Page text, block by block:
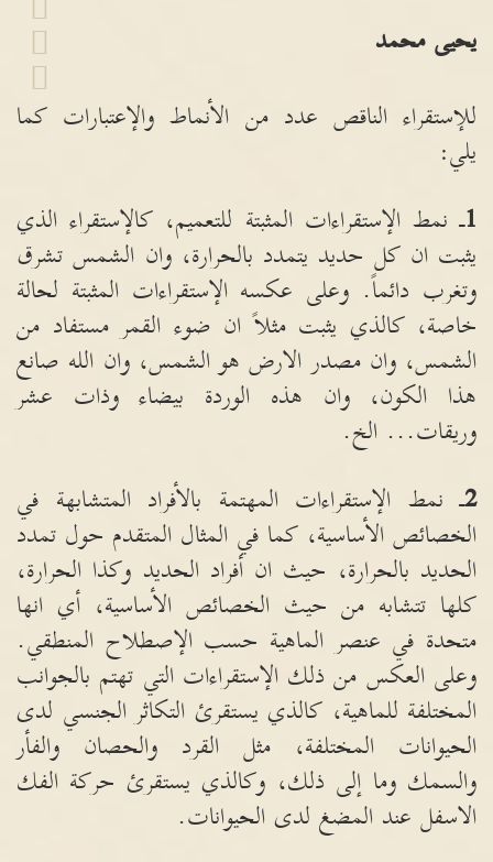
يحيى محمد
للإستقراء الناقص عدد من الأنماط والإعتبارات كما
يلي:
1ـ نمط الإستقراءات المثبتة للتعميم، كالإستقراء الذي
يثبت ان كل حديد يتمدد بالحرارة، وان الشمس تشرق
وتغرب دائماً. وعلى عكسه الإستقراءات المثبتة لحالة
خاصة، كالذي يثبت مثلاً ان ضوء القمر مستفاد من
الشمس، وان مصدر الارض هو الشمس، وان الله صانع
هذا الكون، وان هذه الوردة بيضاء وذات عشر
وريقات... الخ.
2ـ نمط الإستقراءات المهتمة بالأفراد المتشابهة في
الخصائص الأساسية، كما في المثال المتقدم حول تمدد
الحديد بالحرارة، حيث ان أفراد الحديد وكذا الحرارة،
كلها تتشابه من حيث الخصائص الأساسية، أي انها
متحدة في عنصر الماهية حسب الإصطلاح المنطقي.
وعلى العكس من ذلك الإستقراءات التي تهتم بالجوانب
المختلفة للماهية، كالذي يستقرئ التكاثر الجنسي لدى
الحيوانات المختلفة، مثل القرد والحصان والفأر
والسمك وما إلى ذلك، وكالذي يستقرئ حركة الفك
الاسفل عند المضغ لدى الحيوانات.